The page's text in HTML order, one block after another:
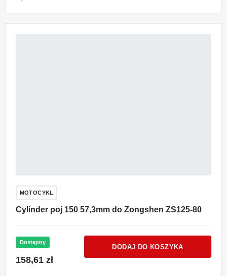
MOTOCYKL
Cylinder poj 150 57,3mm do Zongshen ZS125-80
Dostępny
158,61 zł
DODAJ DO KOSZYKA